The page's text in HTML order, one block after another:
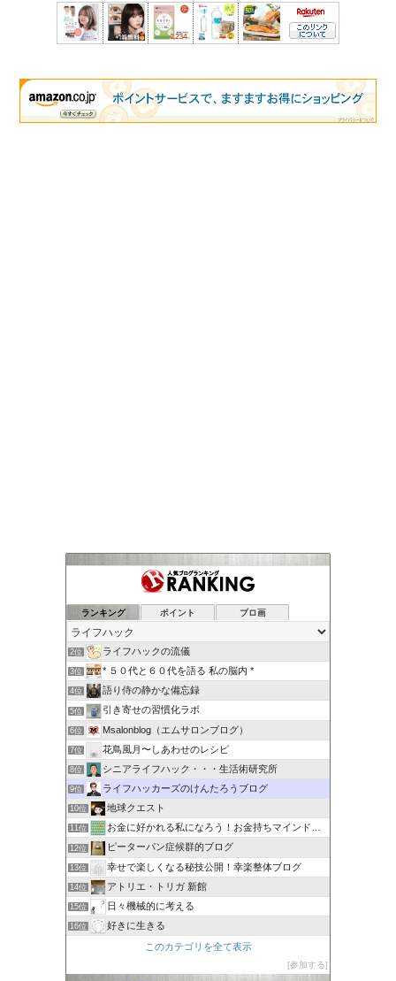
ランキング ポイント ブロ画
2位 ライフハックの流儀
3位 * ５０代と６０代を語る 私の脳内 *
4位 語り侍の静かな備忘録
5位 引き寄せの習慣化ラボ
6位 Msalonblog（エムサロンブログ）
7位 花鳥風月〜しあわせのレシピ
8位 シニアライフハック・・・生活術研究所
9位 ライフハッカーズのけんたろうブログ
10位 地球クエスト
11位 お金に好かれる私になろう！お金持ちマインドの作り方
12位 ピーターパン症候群的ブログ
13位 幸せで楽しくなる秘技公開！幸楽整体ブログ
14位 アトリエ・トリガ 新館
15位 日々機械的に考える
16位 好きに生きる
このカテゴリを全て表示
参加する